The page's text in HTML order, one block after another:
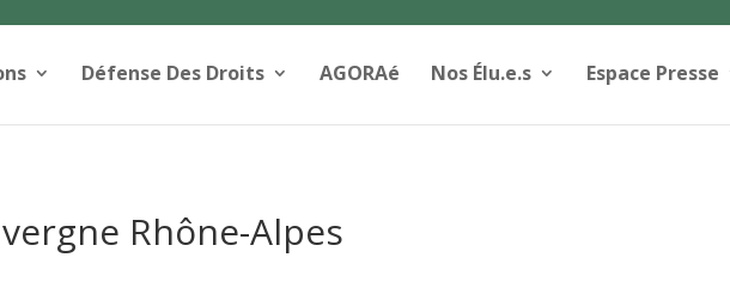
Défense Des Droits AGORAé Nos Élu.e.s Espace Presse
Rhône-Alpes